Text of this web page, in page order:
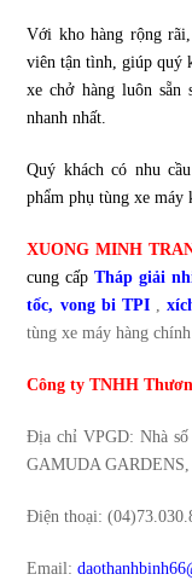
Với kho hàng rộng
viên tận tình, giúp quý
xe chở hàng luôn sẵn
nhanh nhất.
Quý khách có nhu
phẩm phụ tùng xe
XUONG MINH
cung cấp Tháp giải
tốc, vong bi TPI ,
tùng xe máyhàng
Công ty TNHH
Địa chỉ VPGD: Nhà
GAMUDA
Điện thoại:
Email: